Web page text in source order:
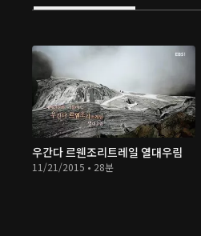
우간다 르웬조리트레일 열대우림
11/21/2015 • 28분